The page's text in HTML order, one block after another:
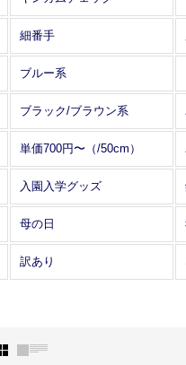
細番手
ブルー系
ブラック/ブラウン系
単価700円〜（/50cm）
入園入学グッズ
母の日
訳あり